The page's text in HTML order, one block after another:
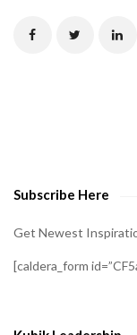
Subscribe Here
Get Newest
[caldera_form